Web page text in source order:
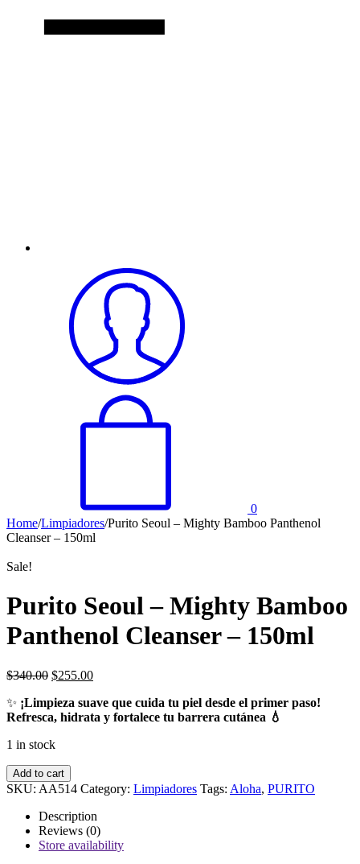
0
Home/Limpiadores/Purito Seoul – Mighty Bamboo Panthenol
Cleanser – 150ml
Sale!
Purito Seoul – Mighty Bamboo
Panthenol Cleanser – 150ml
$340.00 $255.00
✨ ¡Limpieza suave que cuida tu piel desde el primer paso!
Refresca, hidrata y fortalece tu barrera cutánea 💧
1 in stock
Purito
Seoul
Mighty
Bamboo
Panthenol
Add to cart
SKU: AA514 Category: Limpiadores Tags: Aloha, PURITO
Description
Reviews (0)
Store availability